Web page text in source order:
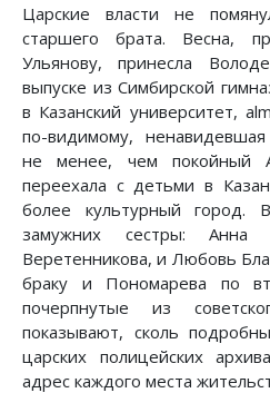
Царские власти не
старшего брата. Весна,
Ульянову, принесла
выпуске из Симбирской
в Казанский университет,
по-видимому,
не менее, чем покойный
переехала с детьми в
более культурный
замужних сестры: Анна
Веретенникова, и Любовь
браку и Пономарева по
почерпнутые из
показывают, сколь
царских полицейских
адрес каждого места